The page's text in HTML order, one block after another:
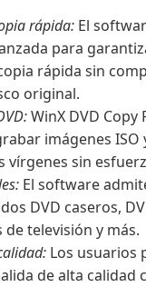
rápida: El
para
rápida sin
original.
WinX DVD
imágenes ISO
vírgenes sin
El software
DVD caseros,
de televisión y más.
Los usuarios
de alta calidad